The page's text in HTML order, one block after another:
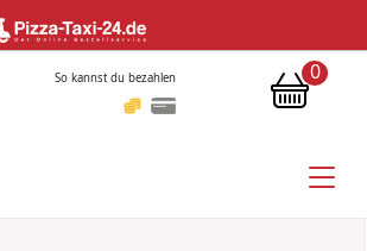
So kannst du bezahlen 0